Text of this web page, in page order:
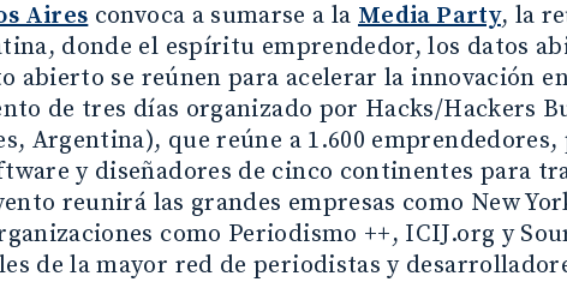
Airesconvoca a sumarse a la Media Party, la
donde el espíritu emprendedor, los datos
abierto se reúnen para acelerar la innovación
de tres días organizado por Hacks/Hackers
Argentina), que reúne a 1.600
y diseñadores de cinco continentes para
reunirá las grandes empresas como New
como Periodismo ++, ICIJ.org y
de la mayor red de periodistas y